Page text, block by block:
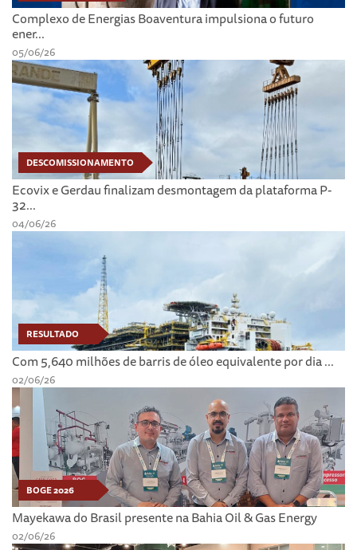
Complexo de Energias Boaventura impulsiona o futuro
ener...
05/06/26
DESCOMISSIONAMENTO
Ecovix e Gerdau finalizam desmontagem da plataforma P-
32...
04/06/26
RESULTADO
Com 5,640 milhões de barris de óleo equivalente por dia ...
02/06/26
BOGE 2026
Mayekawa do Brasil presente na Bahia Oil & Gas Energy
02/06/26